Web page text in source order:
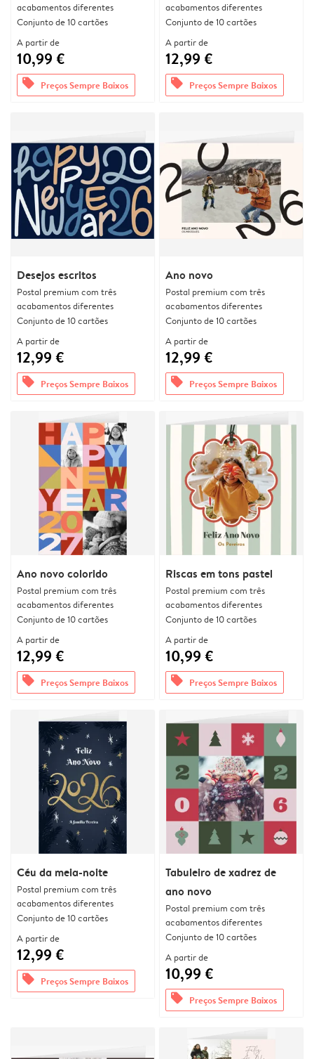
acabamentos diferentes
Conjunto de 10 cartões
A partir de
10,99 €
offers Preços Sempre Baixos
acabamentos diferentes
Conjunto de 10 cartões
A partir de
12,99 €
offers Preços Sempre Baixos
Desejos escritos
Postal premium com três
acabamentos diferentes
Conjunto de 10 cartões
A partir de
12,99 €
offers Preços Sempre Baixos
Ano novo
Postal premium com três
acabamentos diferentes
Conjunto de 10 cartões
A partir de
12,99 €
offers Preços Sempre Baixos
Ano novo colorido
Postal premium com três
acabamentos diferentes
Conjunto de 10 cartões
A partir de
12,99 €
offers Preços Sempre Baixos
Riscas em tons pastel
Postal premium com três
acabamentos diferentes
Conjunto de 10 cartões
A partir de
10,99 €
offers Preços Sempre Baixos
Céu da meia-noite
Postal premium com três
acabamentos diferentes
Conjunto de 10 cartões
A partir de
12,99 €
offers Preços Sempre Baixos
Tabuleiro de xadrez de
ano novo
Postal premium com três
acabamentos diferentes
Conjunto de 10 cartões
A partir de
10,99 €
offers Preços Sempre Baixos